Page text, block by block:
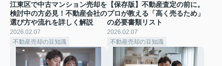
江東区で中古マンション売却を
検討中の方必見！不動産会社の
選び方や流れを詳しく解説
2026.02.07
不動産売却の豆知識
【保存版】不動産査定の前に。
プロが教える「高く売るため」
の必要書類リスト
2026.02.07
不動産売却の豆知識